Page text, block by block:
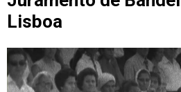
Lisboa